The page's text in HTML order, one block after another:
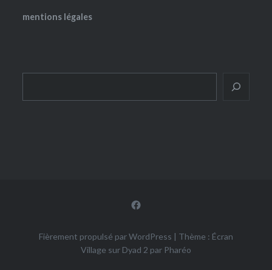
mentions légales
Facebook
Fièrement propulsé par WordPress | Thème : Écran
Village sur Dyad 2 par Pharéo